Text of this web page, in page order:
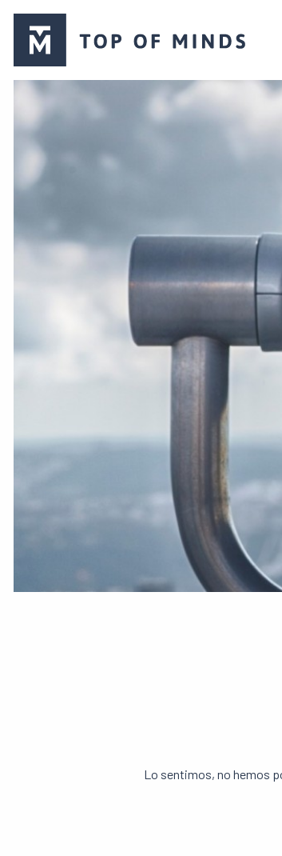
of
Minds
Lo sentimos, no hemos